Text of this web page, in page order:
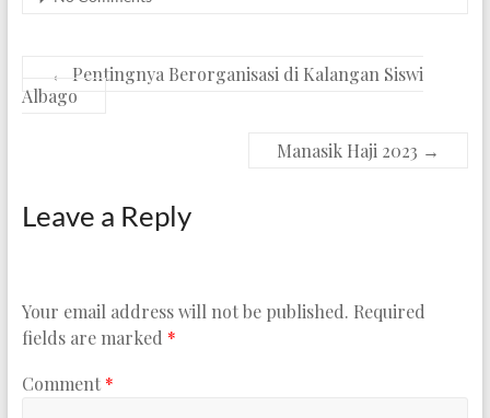
←
Pentingnya Berorganisasi di Kalangan Siswi
Albago
Manasik Haji 2023 →
Leave a Reply
Your email address will not be published. Required
fields are marked *
Comment *